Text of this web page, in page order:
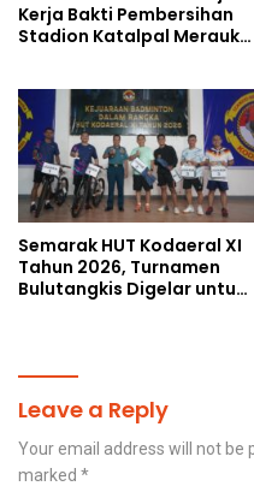
Kerja Bakti Pembersihan
Stadion Katalpal Merauke,
Semarak HUT Kodaeral XI
Tahun 2026, Turnamen
Bulutangkis Digelar untuk
Leave a Reply
Your email address will not be
marked *